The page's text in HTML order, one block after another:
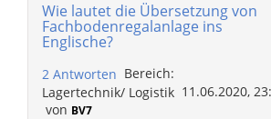
Wie lautet die Übersetzung von
Fachbodenregalanlage ins
Englische?
2 Antworten Bereich:
Lagertechnik/ Logistik 11.06.2020,
von BV7